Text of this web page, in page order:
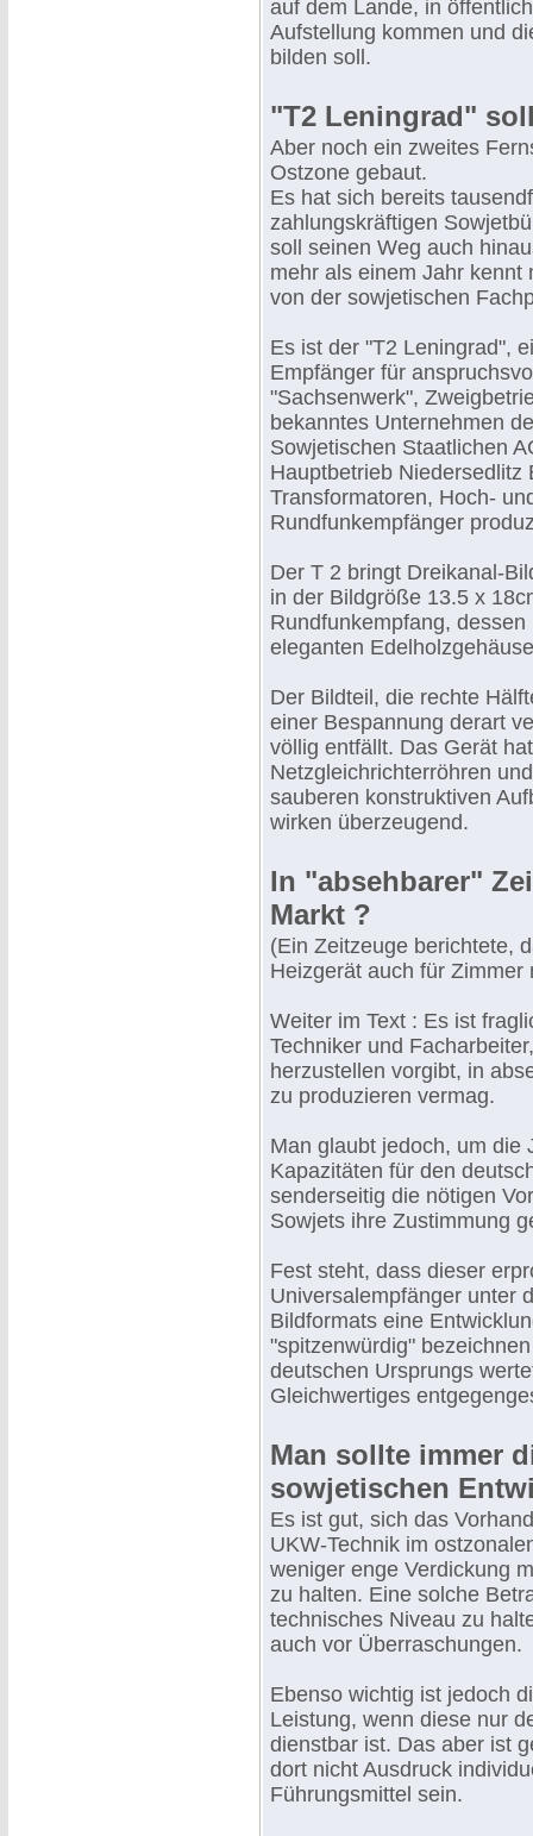
auf dem Lande, in
Aufstellung kommen und
bilden soll.
"T2 Leningrad"
Aber noch ein zweites
Ostzone gebaut.
Es hat sich bereits
zahlungskräftigen
soll seinen Weg auch
mehr als einem Jahr kennt
von der sowjetischen
Es ist der "T2 Leningrad",
Empfänger für
"Sachsenwerk",
bekanntes Unternehmen
Sowjetischen Staatlichen
Hauptbetrieb Niedersedlitz
Transformatoren, Hoch-
Rundfunkempfänger
Der T 2 bringt Dreikanal-
in der Bildgröße 13.5 x
Rundfunkempfang,
eleganten
Der Bildteil, die rechte
einer Bespannung derart
völlig entfällt. Das Gerät
Netzgleichrichterröhren
sauberen konstruktiven
wirken überzeugend.
In "absehbarer"
Markt ?
(Ein Zeitzeuge berichtete,
Heizgerät auch für
Weiter im Text : Es ist
Techniker und
herzustellen vorgibt, in
zu produzieren vermag.
Man glaubt jedoch, um die
Kapazitäten für den
senderseitig die nötigen
Sowjets ihre Zustimmung
Fest steht, dass dieser
Universalempfänger unter
Bildformats eine
"spitzenwürdig"
deutschen Ursprungs
Gleichwertiges
Man sollte immer
sowjetischen
Es ist gut, sich das
UKW-Technik im
weniger enge Verdickung
zu halten. Eine solche
technisches Niveau zu
auch vor Überraschungen.
Ebenso wichtig ist jedoch
Leistung, wenn diese nur
dienstbar ist. Das aber ist
dort nicht Ausdruck
Führungsmittel sein.